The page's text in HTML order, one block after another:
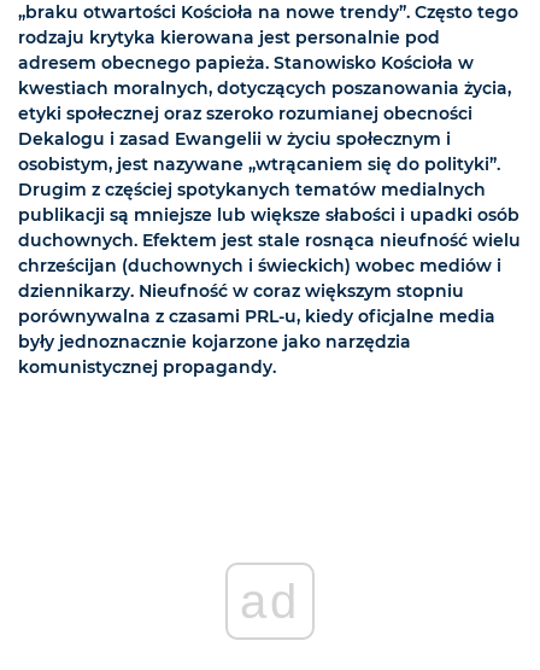
„braku otwartości Kościoła na nowe trendy”. Często tego
rodzaju krytyka kierowana jest personalnie pod
adresem obecnego papieża. Stanowisko Kościoła w
kwestiach moralnych, dotyczących poszanowania życia,
etyki społecznej oraz szeroko rozumianej obecności
Dekalogu i zasad Ewangelii w życiu społecznym i
osobistym, jest nazywane „wtrącaniem się do polityki”.
Drugim z częściej spotykanych tematów medialnych
publikacji są mniejsze lub większe słabości i upadki osób
duchownych. Efektem jest stale rosnąca nieufność wielu
chrześcijan (duchownych i świeckich) wobec mediów i
dziennikarzy. Nieufność w coraz większym stopniu
porównywalna z czasami PRL-u, kiedy oficjalne media
były jednoznacznie kojarzone jako narzędzia
komunistycznej propagandy.
ad